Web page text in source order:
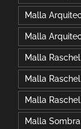
Malla
Malla
Malla
Malla
Malla
Malla Sombra